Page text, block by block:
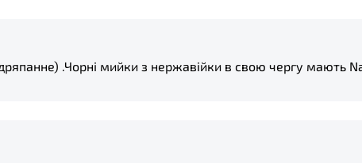
.Чорні мийки з нержавійки в свою чергу мають